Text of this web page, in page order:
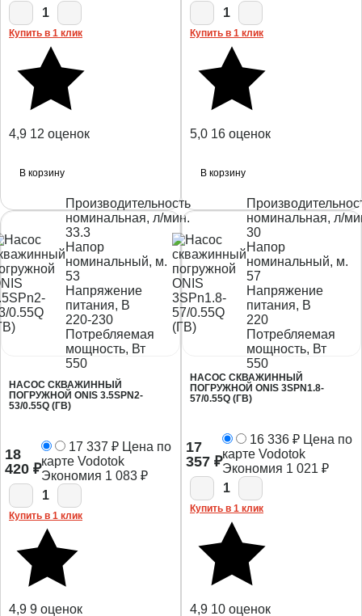
1
Купить в 1 клик
4,9 12 оценок
В корзину
1
Купить в 1 клик
5,0 16 оценок
В корзину
Производительность
номинальная, л/мин.
33.3
Напор
номинальный, м.
53
Напряжение
питания, В
220-230
Потребляемая
мощность, Вт
550
НАСОС СКВАЖИННЫЙ
ПОГРУЖНОЙ ONIS 3.5SPN2-
53/0.55Q (ГВ)
18
420 ₽
17 337 ₽ Цена по
карте Vodotok
Экономия 1 083 ₽
1
Купить в 1 клик
4,9 9 оценок
номинальная, л/
30
Напор
номинальный, м.
57
Напряжение
питания, В
220
Потребляемая
мощность, Вт
550
НАСОС СКВАЖИННЫЙ
ПОГРУЖНОЙ ONIS 3SPN1.8-
57/0.55Q (ГВ)
17
357 ₽
16 336 ₽ Цена по
карте Vodotok
Экономия 1 021 ₽
1
Купить в 1 клик
4,9 10 оценок